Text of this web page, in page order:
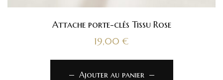
Attache porte-clés Tissu Rose
19,00 €
Ajouter au panier